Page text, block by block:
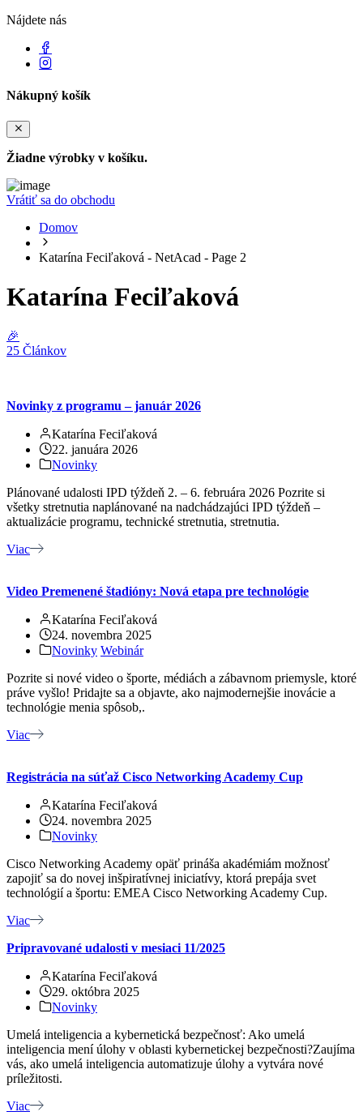
Nájdete nás
Nákupný košík
Žiadne výrobky v košíku.
Vrátiť sa do obchodu
Domov
Katarína Feciľaková - NetAcad - Page 2
Katarína Feciľaková
🎉
25 Článkov
Novinky z programu – január 2026
Katarína Feciľaková
22. januára 2026
Novinky
Plánované udalosti IPD týždeň 2. – 6. februára 2026 Pozrite si
všetky stretnutia naplánované na nadchádzajúci IPD týždeň –
aktualizácie programu, technické stretnutia, stretnutia.
Viac
Video Premenené štadióny: Nová etapa pre technológie
Katarína Feciľaková
24. novembra 2025
Novinky Webinár
Pozrite si nové video o športe, médiách a zábavnom priemysle, ktoré
práve vyšlo! Pridajte sa a objavte, ako najmodernejšie inovácie a
technológie menia spôsob,.
Viac
Registrácia na súťaž Cisco Networking Academy Cup
Katarína Feciľaková
24. novembra 2025
Novinky
Cisco Networking Academy opäť prináša akadémiám možnosť
zapojiť sa do novej inšpiratívnej iniciatívy, ktorá prepája svet
technológií a športu: EMEA Cisco Networking Academy Cup.
Viac
Pripravované udalosti v mesiaci 11/2025
Katarína Feciľaková
29. októbra 2025
Novinky
Umelá inteligencia a kybernetická bezpečnosť: Ako umelá
inteligencia mení úlohy v oblasti kybernetickej bezpečnosti?Zaujíma
vás, ako umelá inteligencia automatizuje úlohy a vytvára nové
príležitosti.
Viac